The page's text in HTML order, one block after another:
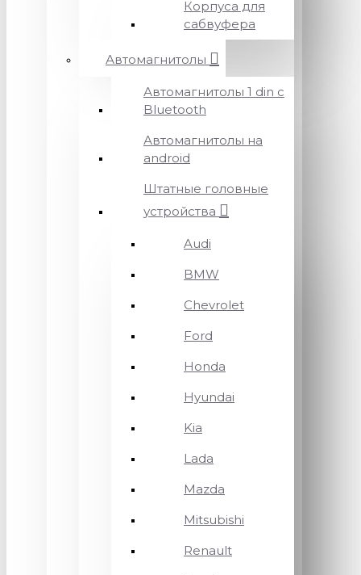
Корпуса для
сабвуфера
Автомагнитолы
Автомагнитолы 1 din с
Bluetooth
Автомагнитолы на
android
Штатные головные
устройства
Audi
BMW
Chevrolet
Ford
Honda
Hyundai
Kia
Lada
Mazda
Mitsubishi
Renault